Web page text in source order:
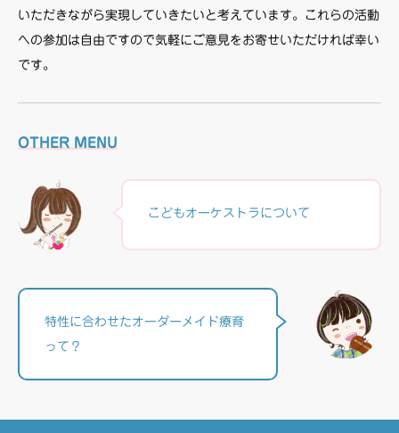
いただきながら実現していきたいと考えています。これらの活動
への参加は自由ですので気軽にご意見をお寄せいただければ幸い
です。
OTHER MENU
こどもオーケストラについて
特性に合わせたオーダーメイド療育
って？